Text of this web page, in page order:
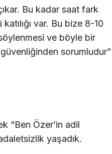
Bu kadar saat fark
var. Bu bize 8-10
ve böyle bir
sorumludur”
“Ben Özer’in adil
yaşadık.